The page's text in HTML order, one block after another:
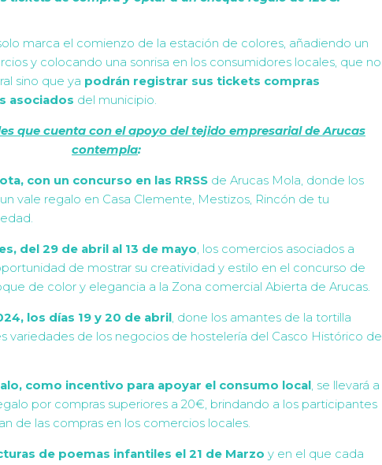
marca el comienzo de la estación de colores, añadiendo un
y colocando una sonrisa en los consumidores locales, que no
sino que ya podrán registrar sus tickets compras
asociados del municipio.
que cuenta con el apoyo del tejido empresarial de Arucas
contempla:
con un concurso en las RRSS de Arucas Mola, donde los
vale regalo en Casa Clemente, Mestizos, Rincón de tu
del 29 de abril al 13 de mayo, los comercios asociados a
de mostrar su creatividad y estilo en el concurso de
de color y elegancia a la Zona comercial Abierta de Arucas.
los días 19 y 20 de abril, done los amantes de la tortilla
variedades de los negocios de hostelería del Casco Histórico de
como incentivo para apoyar el consumo local , se llevará a
por compras superiores a 20€, brindando a los participantes
de las compras en los comercios locales.
de poemas infantiles el 21 de Marzo y en el que cada